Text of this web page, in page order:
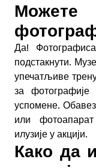
Да!
подстакнути.
упечатљиве
за
успомене.
или
илузије у акцији.
Како да